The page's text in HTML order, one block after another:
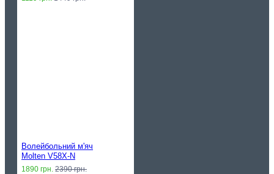
Волейбольний м'яч
Molten V58X-N
1890 грн. 2390 грн.